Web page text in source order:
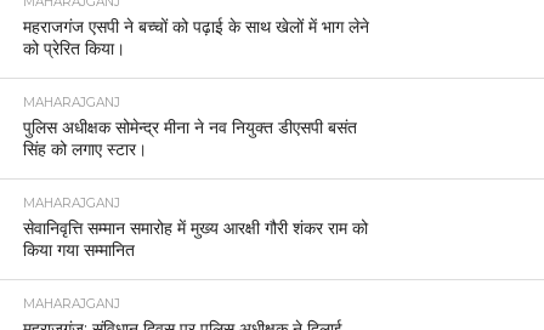
महराजगंज एसपी ने बच्चों को पढ़ाई के साथ खेलों में भाग लेने
को प्रेरित किया।
MAHARAJGANJ
पुलिस अधीक्षक सोमेन्द्र मीना ने नव नियुक्त डीएसपी बसंत
सिंह को लगाए स्टार।
MAHARAJGANJ
सेवानिवृत्ति सम्मान समारोह में मुख्य आरक्षी गौरी शंकर राम को
किया गया सम्मानित
MAHARAJGANJ